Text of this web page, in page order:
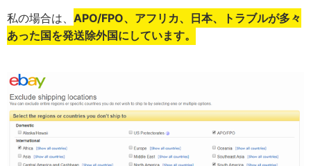
私の場合は、 APO/FPO、アフリカ、日本、トラブルが多々
あった国を発送除外国にしています。